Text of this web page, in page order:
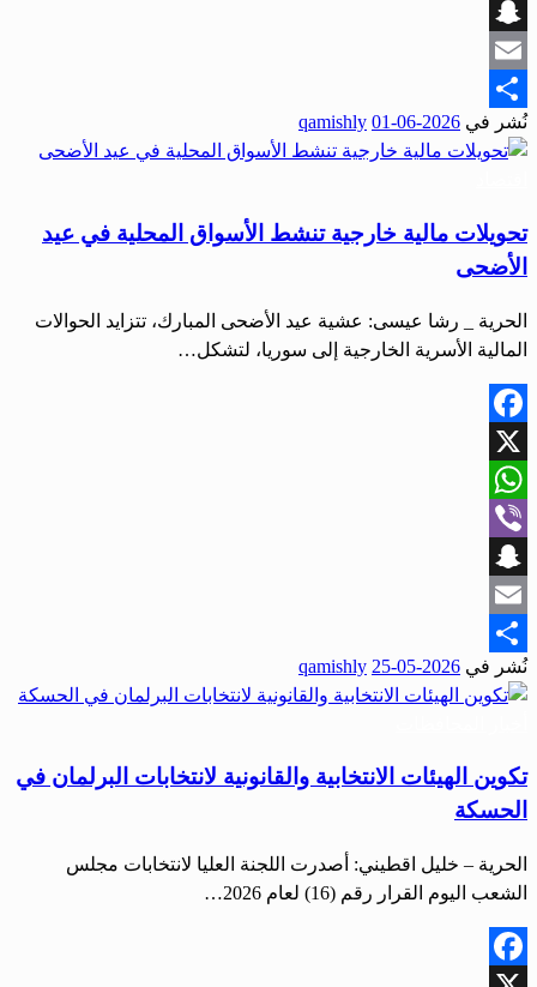
Viber
Snapchat
Email
Share
نُشر في 2026-06-01
qamishly
تحويلات مالية خارجية تنشط الأسواق المحلية في عيد
الأضحى
الحرية _ رشا عيسى: عشية عيد الأضحى المبارك، تتزايد الحوالات
المالية الأسرية الخارجية إلى سوريا، لتشكل…
Facebook
X
WhatsApp
Viber
Snapchat
Email
Share
نُشر في 2026-05-25
qamishly
تكوين الهيئات الانتخابية والقانونية لانتخابات البرلمان في
الحسكة
الحرية – خليل اقطيني: أصدرت اللجنة العليا لانتخابات مجلس
الشعب اليوم القرار رقم (16) لعام 2026…